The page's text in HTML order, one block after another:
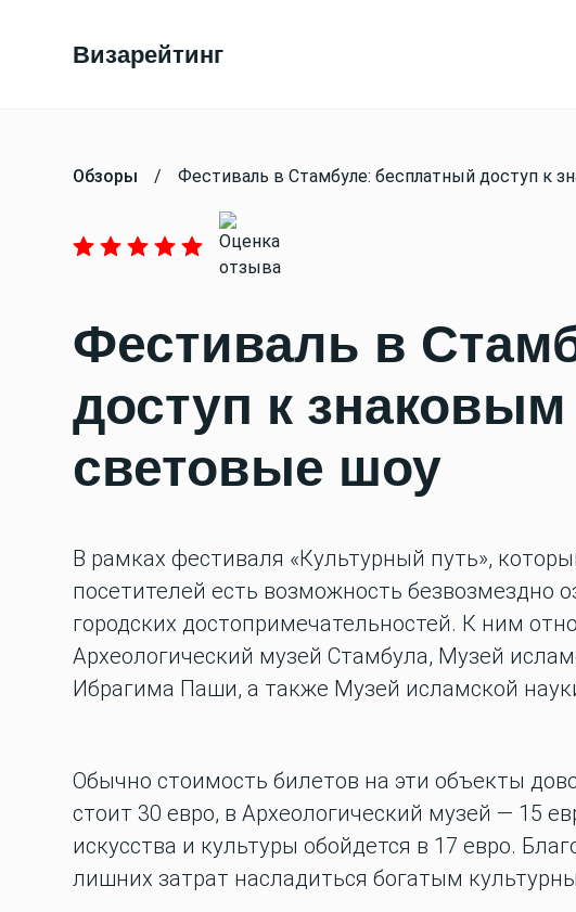
Визарейтинг
Обзоры / Фестиваль в Стамбуле: бесплатный доступ к
Фестиваль в
доступ к
световые шоу
В рамках фестиваля «Культурный путь»,
посетителей есть возможность безвозмездно
городских достопримечательностей. К ним
Археологический музей Стамбула, Музей
Ибрагима Паши, а также Музей исламской
Обычно стоимость билетов на эти объекты
стоит 30 евро, в Археологический музей — 15
искусства и культуры обойдется в 17 евро.
лишних затрат насладиться богатым